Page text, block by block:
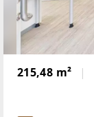
215,48 m²